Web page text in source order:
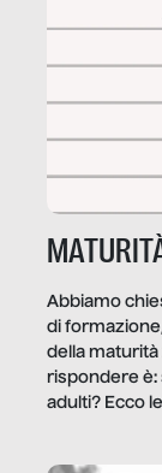
Abbiamo
di
della maturità
rispondere è:
adulti? Ecco